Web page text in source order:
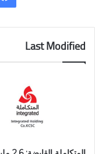
Last Modified